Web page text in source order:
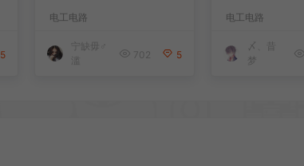
5
电工电路
宁缺毋♂
滥
702 5
电工电路
〆、昔
梦